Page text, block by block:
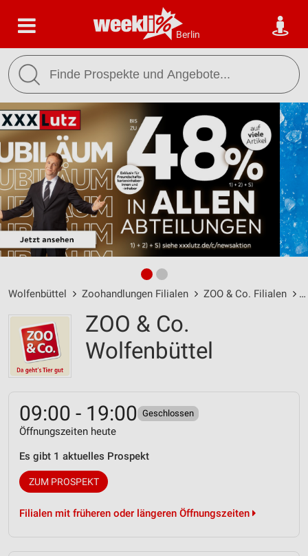
Berlin
Wolfenbüttel Zoohandlungen Filialen ZOO & Co. Filialen
ZOO & Co.
Wolfenbüttel
09:00 - 19:00 Geschlossen
Öffnungszeiten heute
Es gibt 1 aktuelles Prospekt
ZUM PROSPEKT
Filialen mit früheren oder längeren Öffnungszeiten